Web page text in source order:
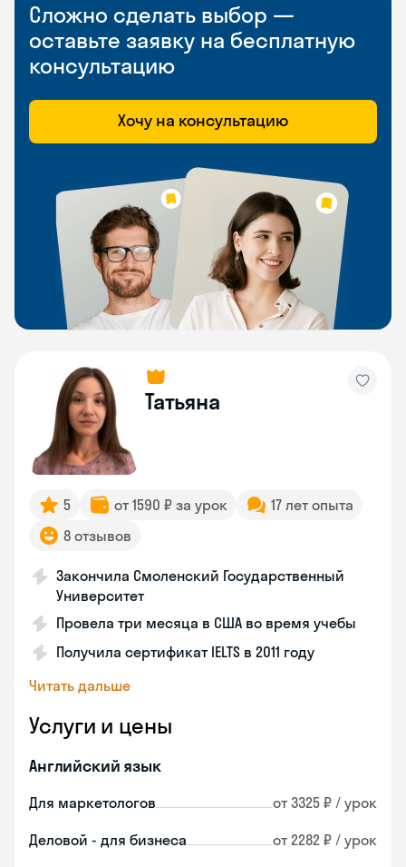
Сложно сделать выбор —
оставьте заявку на бесплатную
консультацию
Хочу на консультацию
Татьяна
5 от 1590 ₽ за урок
17 лет опыта
8 отзывов
Закончила Смоленский Государственный
Университет
Провела три месяца в США во время учебы
Получила сертификат IELTS в 2011 году
Читать дальше
Услуги и цены
Английский язык
Для маркетологов от 3325 ₽ / урок
Деловой - для бизнеса от 2282 ₽ / урок